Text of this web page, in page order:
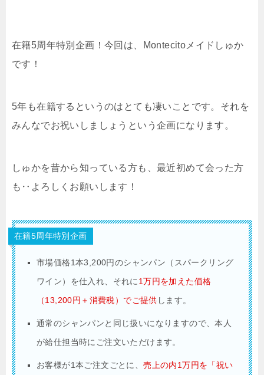
在籍5周年特別企画！今回は、Montecitoメイドしゅか
です！
5年も在籍するというのはとても凄いことです。それを
みんなでお祝いしましょうという企画になります。
しゅかを昔から知っている方も、最近初めて会った方
も‥よろしくお願いします！
在籍5周年特別企画
市場価格1本3,200円のシャンパン（スパークリング
ワイン）を仕入れ、それに 1万円を加えた価格
（13,200円＋消費税）でご提供 します。
通常のシャンパンと同じ扱いになりますので、本人
が給仕担当時にご注文いただけます。
お客様が1本ご注文ごとに、売上の内1万円を「祝い